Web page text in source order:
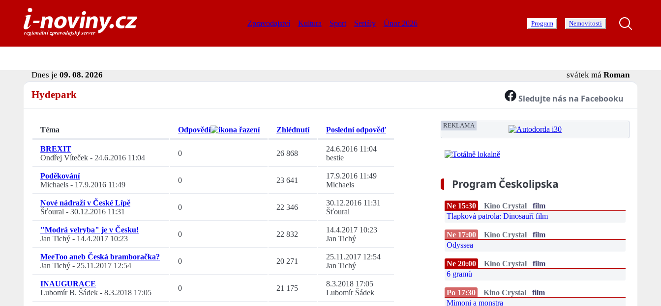
Zpravodajství Kultura Sport Seriály Únor 2026 Program Nemovitosti
Dnes je 09. 08. 2026 svátek má Roman
Hydepark Sledujte nás na Facebooku
Téma Odpovědí Zhlédnutí Poslední odpověď
BREXIT
Ondřej Víteček - 24.6.2016 11:04
0 26 868
24.6.2016 11:04
bestie
Poděkování
Michaels - 17.9.2016 11:49
0 23 641
17.9.2016 11:49
Michaels
Nové nádraží v České Lípě
Šťoural - 30.12.2016 11:31
0 22 346
30.12.2016 11:31
Šťoural
"Modrá velryba" je v Česku!
Jan Tichý - 14.4.2017 10:23
0 22 832
14.4.2017 10:23
Jan Tichý
MeeToo aneb Česká bramboračka?
Jan Tichý - 25.11.2017 12:54
0 20 271
25.11.2017 12:54
Jan Tichý
INAUGURACE
Lubomír B. Šádek - 8.3.2018 17:05
0 21 175
8.3.2018 17:05
Lubomír Šádek
REKLAMA
Program Českolipska
Ne 15:30 Kino Crystal
film
Tlapková patrola: Dinosauří film
Ne 17:00 Kino Crystal
film
Odyssea
Ne 20:00 Kino Crystal
film
6 gramů
Po 17:30 Kino Crystal
film
Mimoni a monstra